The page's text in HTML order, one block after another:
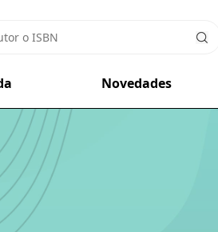
Novedades